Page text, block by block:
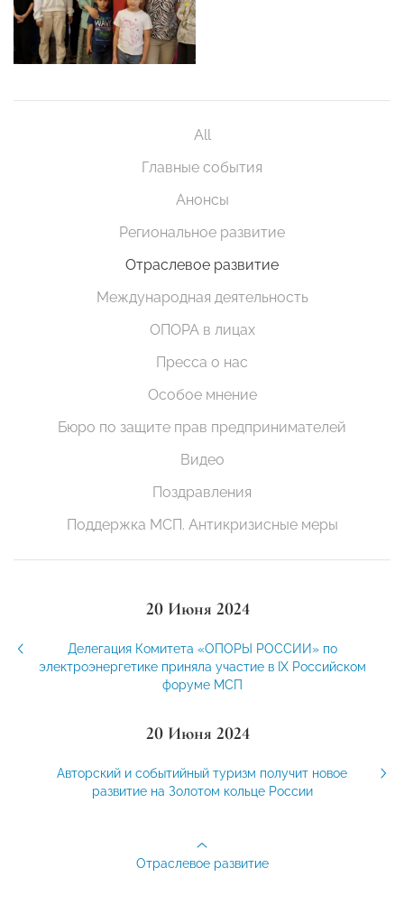
All
Главные события
Анонсы
Региональное развитие
Отраслевое развитие
Международная деятельность
ОПОРА в лицах
Пресса о нас
Особое мнение
Бюро по защите прав предпринимателей
Видео
Поздравления
Поддержка МСП. Антикризисные меры
20 Июня 2024
Делегация Комитета «ОПОРЫ РОССИИ» по
электроэнергетике приняла участие в IX Российском
форуме МСП
20 Июня 2024
Авторский и событийный туризм получит новое
развитие на Золотом кольце России
Отраслевое развитие